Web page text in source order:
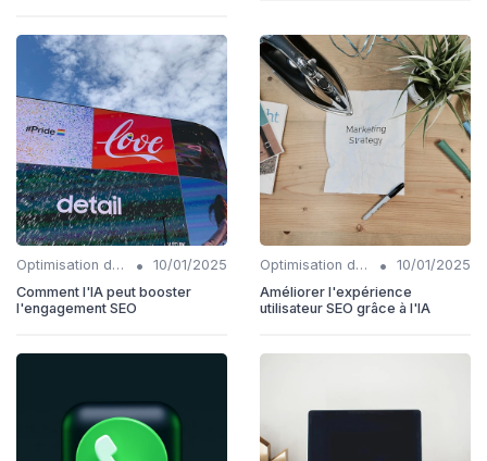
Optimisation de l'expérience utilisateur avec IA •
10/01/2025
Comment l'IA peut booster
l'engagement SEO
Optimisation de l'expérience utilisateur avec IA •
10/01/2025
Améliorer l'expérience
utilisateur SEO grâce à l'IA